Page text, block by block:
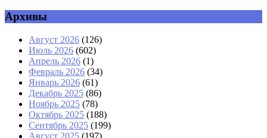
Архивы
Август 2026 (126)
Июль 2026 (602)
Апрель 2026 (1)
Февраль 2026 (34)
Январь 2026 (61)
Декабрь 2025 (86)
Ноябрь 2025 (78)
Октябрь 2025 (188)
Сентябрь 2025 (199)